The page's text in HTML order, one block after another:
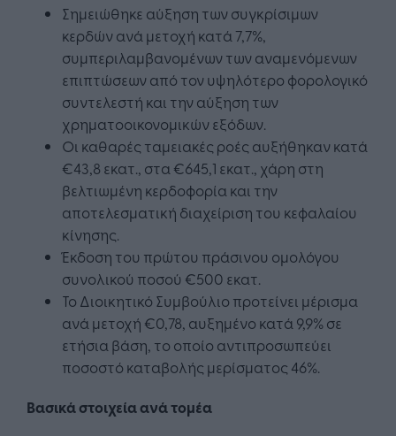
Σημειώθηκε αύξηση των συγκρίσιμων
κερδών ανά μετοχή κατά 7,7%,
συμπεριλαμβανομένων των αναμενόμενων
επιπτώσεων από τον υψηλότερο φορολογικό
συντελεστή και την αύξηση των
χρηματοοικονομικών εξόδων.
Οι καθαρές ταμειακές ροές αυξήθηκαν κατά
€43,8 εκατ., στα €645,1 εκατ., χάρη στη
βελτιωμένη κερδοφορία και την
αποτελεσματική διαχείριση του κεφαλαίου
κίνησης.
Έκδοση του πρώτου πράσινου ομολόγου
συνολικού ποσού €500 εκατ.
Το Διοικητικό Συμβούλιο προτείνει μέρισμα
ανά μετοχή €0,78, αυξημένο κατά 9,9% σε
ετήσια βάση, το οποίο αντιπροσωπεύει
ποσοστό καταβολής μερίσματος 46%.
Βασικά στοιχεία ανά τομέα